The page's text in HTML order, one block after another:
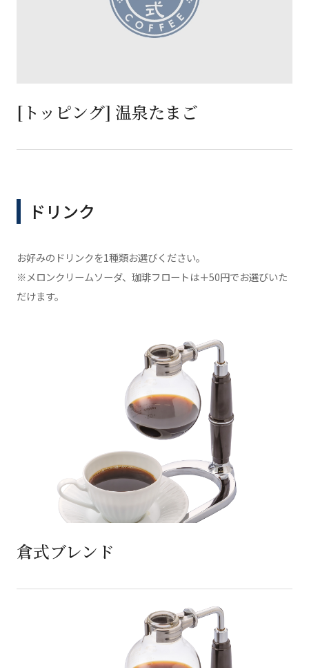
[トッピング] 温泉たまご
ドリンク
お好みのドリンクを1種類お選びください。
※メロンクリームソーダ、珈琲フロートは＋50円でお選びいた
だけます。
倉式ブレンド